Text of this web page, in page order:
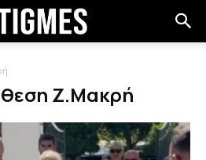
Ζ.Μακρή